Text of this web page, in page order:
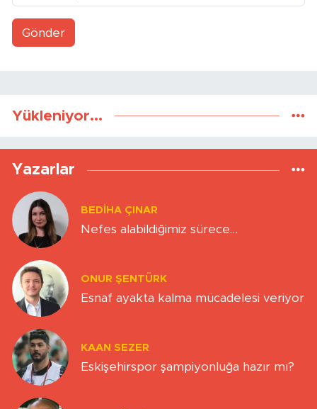
Gönder
Yükleniyor...
Yazarlar
BEDIHA ÇINAR
Nefes alabildiğimiz sürece…
ONUR ŞENTÜRK
Esnaf ayakta kalma mücadelesi veriyor
KAAN SEZER
Eskişehirspor şampiyonluğa hazır mı?